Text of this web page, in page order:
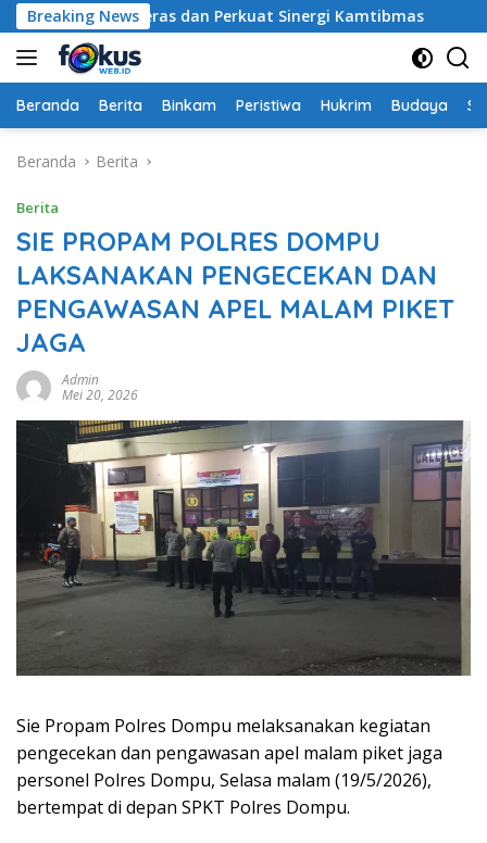
Langsung
ke
konten
Breaking News
Beras dan Perkuat Sinergi Kamtibmas Cegah
Beranda Berita Binkam Peristiwa Hukrim Budaya
Beranda Berita
Berita
SIE PROPAM POLRES DOMPU
LAKSANAKAN PENGECEKAN DAN
PENGAWASAN APEL MALAM PIKET
JAGA
Admin
Mei 20, 2026
Sie Propam Polres Dompu melaksanakan kegiatan
pengecekan dan pengawasan apel malam piket jaga
personel Polres Dompu, Selasa malam (19/5/2026),
bertempat di depan SPKT Polres Dompu.